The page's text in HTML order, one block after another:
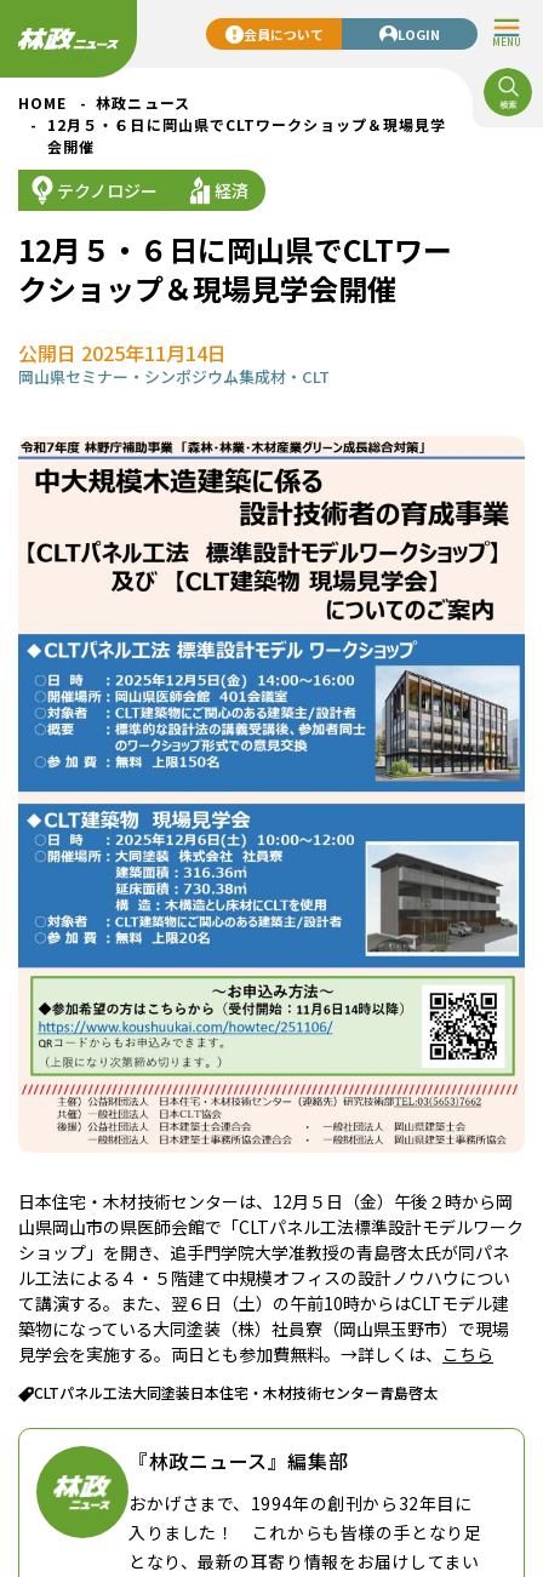
MENU
会員について LOGIN
HOME
林政ニュース
12月５・６日に岡山県でCLTワークショップ＆現場見学
会開催
テクノロジー 経済
12月５・６日に岡山県でCLTワー
クショップ＆現場見学会開催
公開日 2025年11月14日
岡山県セミナー・シンポジウム集成材・CLT
日本住宅・木材技術センターは、12月５日（金）午後２時から岡
山県岡山市の県医師会館で「CLTパネル工法標準設計モデルワーク
ショップ」を開き、追手門学院大学准教授の青島啓太氏が同パネ
ル工法による４・５階建て中規模オフィスの設計ノウハウについ
て講演する。また、翌６日（土）の午前10時からはCLTモデル建
築物になっている大同塗装（株）社員寮（岡山県玉野市）で現場
見学会を実施する。両日とも参加費無料。→詳しくは、 こちら
CLTパネル工法大同塗装日本住宅・木材技術センター青島啓太
『林政ニュース』編集部
おかげさまで、1994年の創刊から32年目に
入りました！ これからも皆様の手となり足
となり、最新の耳寄り情報をお届けしてまい